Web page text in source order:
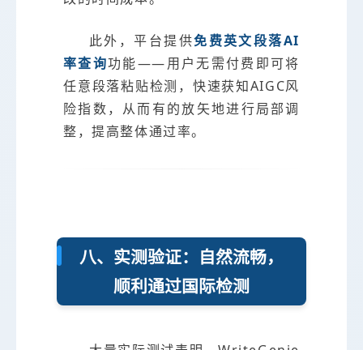
此外，平台提供免费英文段落AI
率查询功能——用户无需付费即可将
任意段落粘贴检测，快速获知AIGC风
险指数，从而有的放矢地进行局部调
整，提高整体通过率。
八、实测验证：自然流畅，
顺利通过国际检测